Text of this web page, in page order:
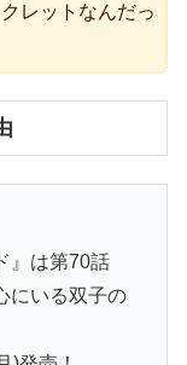
レットなんだっ
』は第70話
にいる双子の